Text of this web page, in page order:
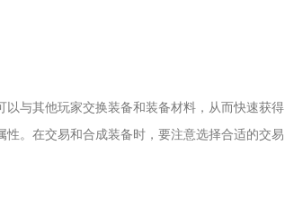
与其他玩家交换装备和装备材料，从而快速获得
。在交易和合成装备时，要注意选择合适的交易